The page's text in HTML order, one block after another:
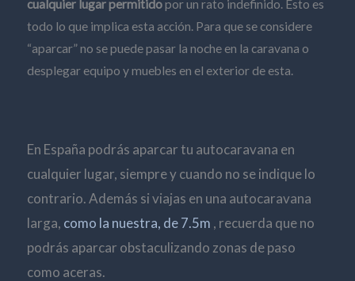
cualquier lugar permitidopor un rato indefinido. Esto es
todo lo que implica esta acción. Para que se considere
“aparcar” no se puede pasar la noche en la caravana o
desplegar equipo y muebles en el exterior de esta.
En España podrás aparcar tu autocaravana en
cualquier lugar, siempre y cuando no se indique lo
contrario. Además si viajas en una autocaravana
larga, como la nuestra, de 7.5m , recuerda que no
podrás aparcar obstaculizando zonas de paso
como aceras.